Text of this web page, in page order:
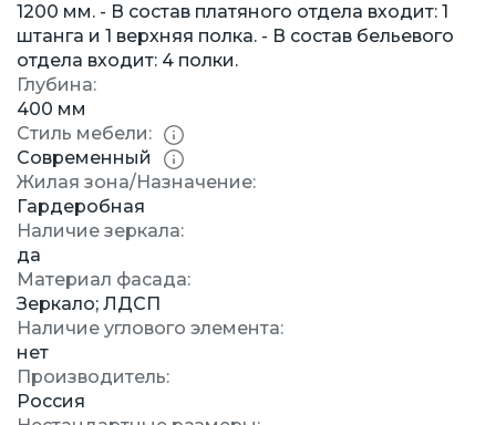
1200 мм. - В состав платяного отдела входит: 1
штанга и 1 верхняя полка. - В состав бельевого
отдела входит: 4 полки.
Глубина:
400 мм
Стиль мебели:
Современный
Жилая зона/Назначение:
Гардеробная
Наличие зеркала:
да
Материал фасада:
Зеркало; ЛДСП
Наличие углового элемента:
нет
Производитель:
Россия